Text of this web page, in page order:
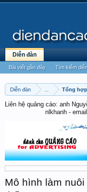
Diễn đàn Tổng
Liên hệ quảng cáo: anh
nlkhanh -
Mô hình làm
Diễn đàn
Bài viết gần đây Tìm kiếm